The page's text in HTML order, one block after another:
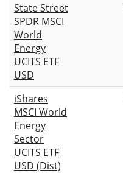
State Street
SPDR MSCI
World
Energy
UCITS ETF
USD
iShares
MSCI World
Energy
Sector
UCITS ETF
USD (Dist)